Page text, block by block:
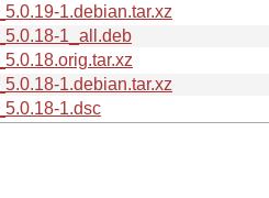
1.debian.tar.xz
1_all.deb
1.debian.tar.xz
1.dsc